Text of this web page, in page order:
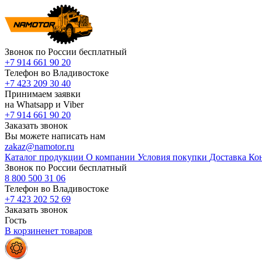
Звонок по России бесплатный
+7 914 661 90 20
Телефон во Владивостоке
+7 423 209 30 40
Принимаем заявки
на Whatsapp и Viber
+7 914 661 90 20
Заказать звонок
Вы можете написать нам
zakaz@namotor.ru
Каталог продукции О компании Условия покупки Доставка
Звонок по России бесплатный
8 800 500 31 06
Телефон во Владивостоке
+7 423 202 52 69
Заказать звонок
Гость
В корзиненет товаров